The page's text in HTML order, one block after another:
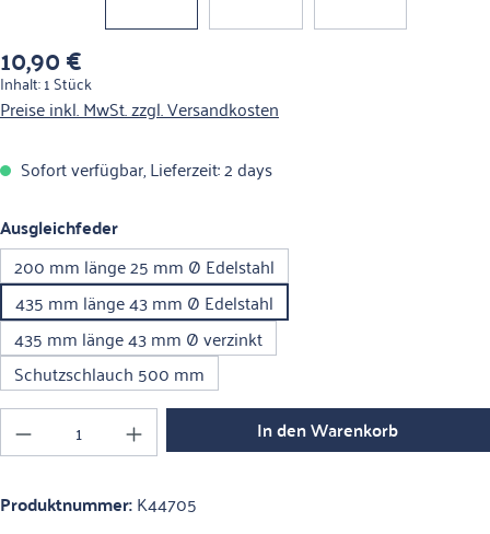
Regulärer Preis:
10,90 €
Inhalt:1 Stück
Preise inkl. MwSt. zzgl. Versandkosten
Sofort verfügbar, Lieferzeit: 2 days
Ausgleichfederauswählen
200 mm länge 25 mm Ø Edelstahl
435 mm länge 43 mm Ø Edelstahl
435 mm länge 43 mm Ø verzinkt
Schutzschlauch 500 mm
Produkt Anzahl: Gib den gewünschten Wert
In den Warenkorb
Produktnummer:K44705